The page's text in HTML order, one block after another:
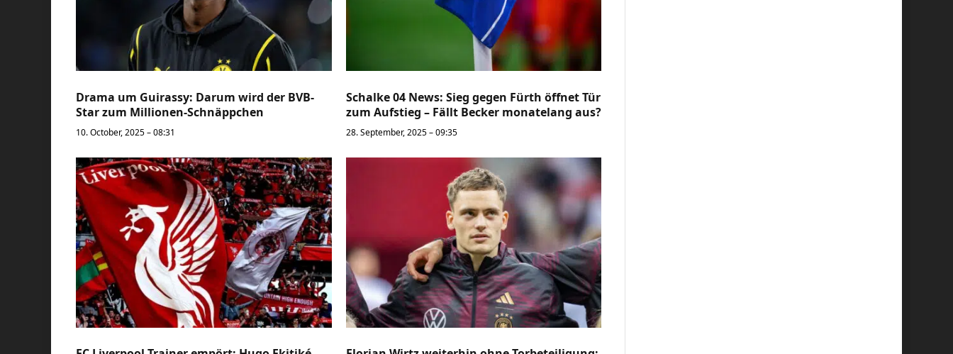
Drama um Guirassy: Darum wird der BVB-
Star zum Millionen-Schnäppchen
10. October, 2025 – 08:31
Schalke 04 News: Sieg gegen Fürth öffnet Tür
zum Aufstieg – Fällt Becker monatelang aus?
28. September, 2025 – 09:35